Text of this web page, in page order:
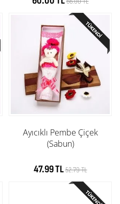
Ayıcıklı Pembe Çiçek
(Sabun)
47.99 TL52.79 TL